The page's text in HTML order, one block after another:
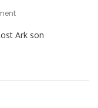
On
De
Ark:
Ark son